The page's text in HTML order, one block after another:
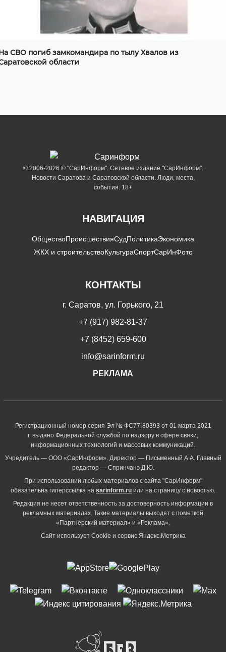
СВО погиб замкомандира по тылу Хвалов из
области
© 2006-2026 © "СарИнформ". Сетевое издание "СарИнформ".
Новости Саратова и Саратовской области. Люди, места,
события. 18+
НАВИГАЦИЯ
ОбществоПроисшествияСудПолитикаЭкономика
ЖКХ и строительствоКультураСпортСарИнФото
КОНТАКТЫ
г. Саратов, ул. Горького, 21
+7 (917) 982-81-37
+7 (8452) 659-600
info@sarinform.ru
РЕКЛАМА
Регистрационный номер серия Эл № ФС77-80393 от 01 марта 2021
г. выдано Федеральной службой по надзору в сфере связи,
информационных технологий и массовых коммуникаций.
Учредитель — ООО «СарИнформ». Директор — Письменный А.А. Главный
редактор — Спринчанэ Д.Ю.
При использовании любых материалов с сайта "СарИнформ"
обязательна гиперссылка на sarinform.ru или на страницу с новостью.
Редакция не несет ответственность за достоверность информации в
рекламных материалах. Такие материалы выходят с пометкой
«Партнёрский материал» и «Реклама».
Сайт использует Cookie и сервиc Яндекс.Метрика